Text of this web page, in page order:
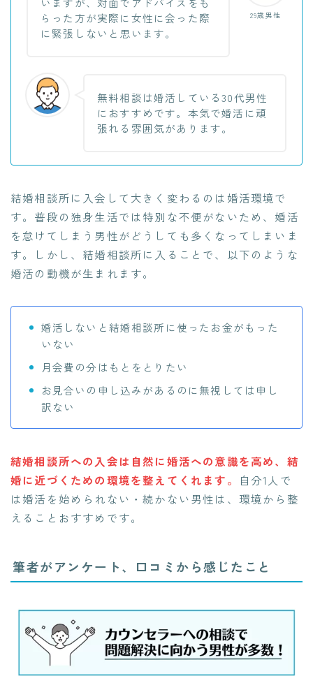
29歳男性
らった方が実際に女性に会った際
に緊張しないと思います。
無料相談は婚活している30代男性
におすすめです。本気で婚活に頑
張れる雰囲気があります。
結婚相談所に入会して大きく変わるのは婚活環境で
す。普段の独身生活では特別な不便がないため、婚活
を怠けてしまう男性がどうしても多くなってしまいま
す。しかし、結婚相談所に入ることで、以下のような
婚活の動機が生まれます。
婚活しないと結婚相談所に使ったお金がもった
いない
月会費の分はもとをとりたい
お見合いの申し込みがあるのに無視しては申し
訳ない
結婚相談所への入会は自然に婚活への意識を高め、結
婚に近づくための環境を整えてくれ ます。
自分1人で
は婚活を始められない・続かない男性は、環境から整
えることおすすめです。
筆者がアンケート、口コミから感じたこと